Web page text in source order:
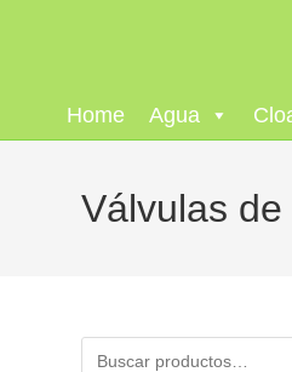
Home Agua
Válvulas de